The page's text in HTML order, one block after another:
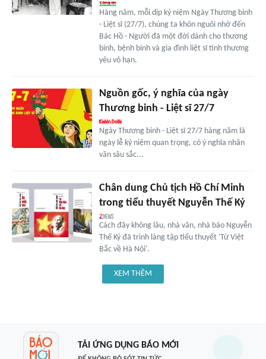
Hàng năm, mỗi dịp kỷ niệm Ngày Thương binh
- Liệt sĩ (27/7), chúng ta khôn nguôi nhớ đến
Bác Hồ - Người đã một đời dành cho thương
binh, bệnh binh và gia đình liệt sĩ tình thương
yêu vô hạn.
Nguồn gốc, ý nghĩa của ngày
Thương binh - Liệt sĩ 27/7
Ngày Thương binh - Liệt sĩ 27/7 hàng năm là
ngày lễ kỷ niệm quan trọng, có ý nghĩa nhân
văn sâu sắc...
Chân dung Chủ tịch Hồ Chí Minh
trong tiểu thuyết Nguyễn Thế Kỷ
Cách đây không lâu, nhà văn, nhà báo Nguyễn
Thế Kỷ đã trình làng tập tiểu thuyết 'Từ Việt
Bắc về Hà Nội'.
XEM THÊM
TẢI ỨNG DỤNG BÁO MỚI